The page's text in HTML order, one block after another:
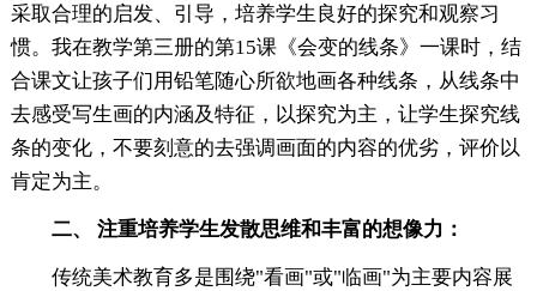
采取合理的启发、引导，培养学生良好的探究和观察习
惯。我在教学第三册的第15课《会变的线条》一课时，结
合课文让孩子们用铅笔随心所欲地画各种线条，从线条中
去感受写生画的内涵及特征，以探究为主，让学生探究线
条的变化，不要刻意的去强调画面的内容的优劣，评价以
肯定为主。
二、 注重培养学生发散思维和丰富的想像力：
传统美术教育多是围绕"看画"或"临画"为主要内容展